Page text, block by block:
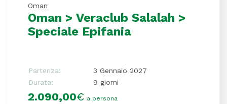
Oman
Oman > Veraclub Salalah >
Speciale Epifania
Partenza:
3 Gennaio 2027
Durata:
9 giorni
2.090,00€ a persona